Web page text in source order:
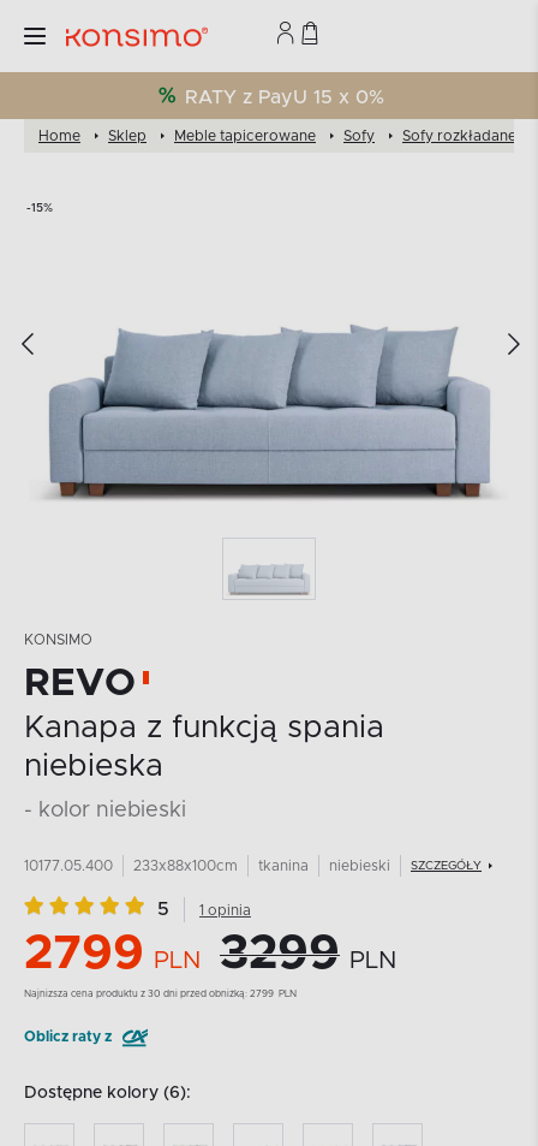
RATY z PayU 15 x 0%
Home Sklep Meble tapicerowane Sofy Sofy rozkładane
-15%
KONSIMO
REVO
Kanapa z funkcją spania
niebieska
- kolor niebieski
10177.05.400 233x88x100cm tkanina niebieski SZCZEGÓŁY
5 1 opinia
2799 PLN 3299 PLN
Najnizsza cena produktu z 30 dni przed obniżką: 2799 PLN
Oblicz raty z
Dostępne kolory (6):